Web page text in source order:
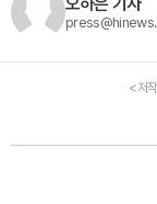
<저